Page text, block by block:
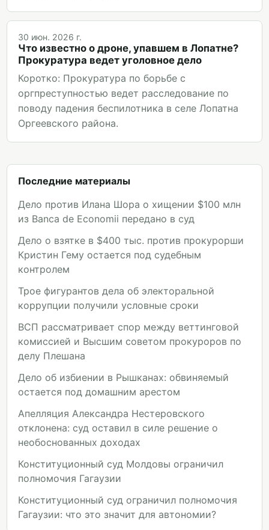
30 июн. 2026 г.
Что известно о дроне, упавшем в Лопатне?
Прокуратура ведет уголовное дело
Коротко: Прокуратура по борьбе с
оргпреступностью ведет расследование по
поводу падения беспилотника в селе Лопатна
Оргеевского района.
Последние материалы
Дело против Илана Шора о хищении $100 млн
из Banca de Economii передано в суд
Дело о взятке в $400 тыс. против прокурорши
Кристин Гему остается под судебным
контролем
Трое фигурантов дела об электоральной
коррупции получили условные сроки
ВСП рассматривает спор между веттинговой
комиссией и Высшим советом прокуроров по
делу Плешана
Дело об избиении в Рышканах: обвиняемый
остается под домашним арестом
Апелляция Александра Нестеровского
отклонена: суд оставил в силе решение о
необоснованных доходах
Конституционный суд Молдовы ограничил
полномочия Гагаузии
Конституционный суд ограничил полномочия
Гагаузии: что это значит для автономии?